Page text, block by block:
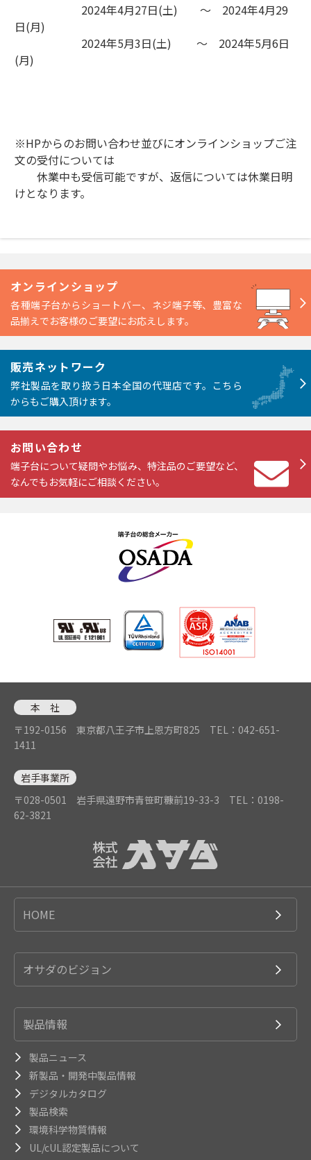
2024年4月27日(土) ～ 2024年4月29
日(月)
2024年5月3日(土) ～ 2024年5月6日
(月)
※HPからのお問い合わせ並びにオンラインショップご注
文の受付については
休業中も受信可能ですが、返信については休業日明
けとなります。
オンラインショップ
各種端子台からショートバー、ネジ端子等、豊富な
品揃えでお客様のご要望にお応えします。
販売ネットワーク
弊社製品を取り扱う日本全国の代理店です。こちら
からもご購入頂けます。
お問い合わせ
端子台について疑問やお悩み、特注品のご要望など、
なんでもお気軽にご相談ください。
本 社
〒192-0156 東京都八王子市上恩方町825 TEL：042-651-
1411
岩手事業所
〒028-0501 岩手県遠野市青笹町糠前19-33-3 TEL：0198-
62-3821
HOME
オサダのビジョン
製品情報
製品ニュース
新製品・開発中製品情報
デジタルカタログ
製品検索
環境科学物質情報
UL/cUL認定製品について